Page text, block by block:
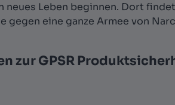
Leben beginnen. Dort
gegen eine ganze Armee von
zur GPSR